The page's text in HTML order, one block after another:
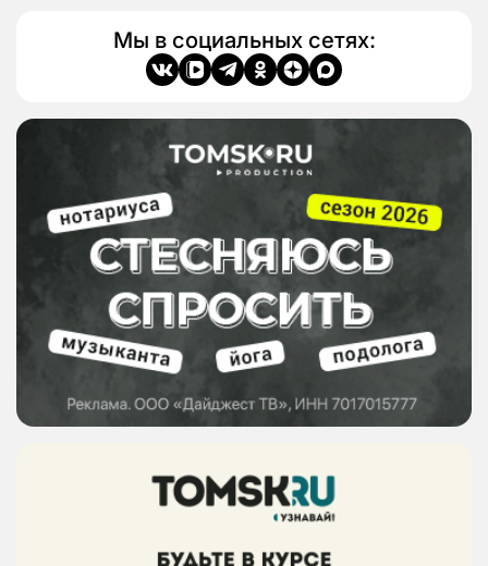
Мы в социальных сетях: